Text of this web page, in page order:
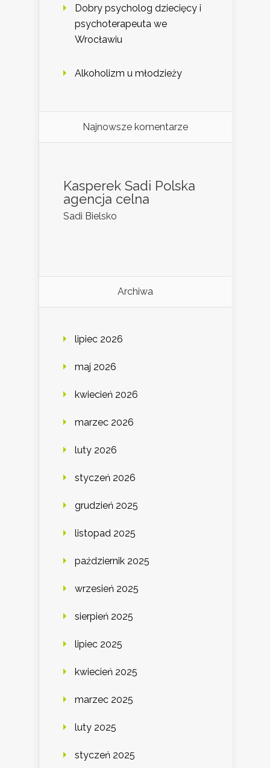
Dobry psycholog dziecięcy i
psychoterapeuta we
Wrocławiu
Alkoholizm u młodzieży
Najnowsze komentarze
Kasperek Sadi Polska
agencja celna
Sadi Bielsko
Archiwa
lipiec 2026
maj 2026
kwiecień 2026
marzec 2026
luty 2026
styczeń 2026
grudzień 2025
listopad 2025
październik 2025
wrzesień 2025
sierpień 2025
lipiec 2025
kwiecień 2025
marzec 2025
luty 2025
styczeń 2025